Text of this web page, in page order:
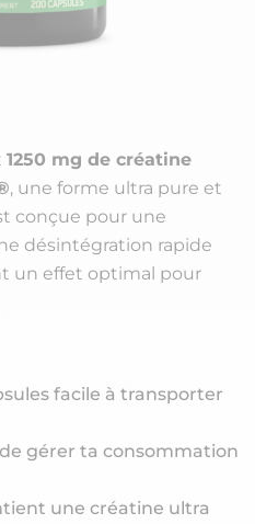
1250 mg de créatine
, une forme ultra pure et
conçue pour une
désintégration rapide
un effet optimal pour
facile à transporter
gérer ta consommation
une créatine ultra